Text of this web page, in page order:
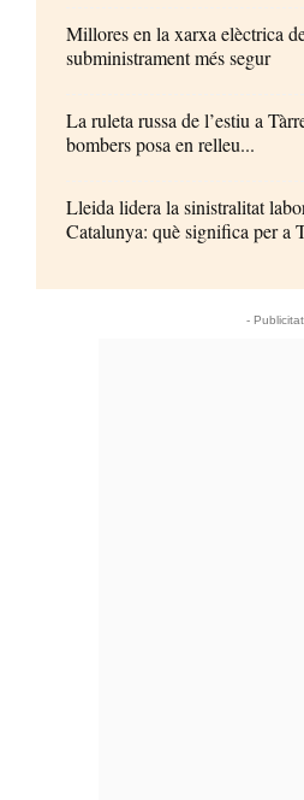
Millores en la xarxa elèctrica
subministrament més segur
La ruleta russa de l’estiu a
bombers posa en relleu...
Lleida lidera la sinistralitat
Catalunya: què significa per a
-